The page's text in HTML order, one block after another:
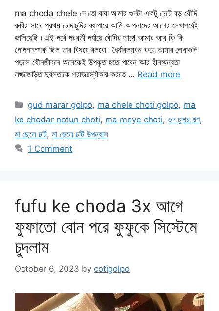
ma choda chele দে তো বাবা আমার গুদটা একটু চেটে বড় বৌদি
রুবির সাথে প্রথম চোদাচুদির ব্যাপারে আমি আপনাদের আগের লেখাপর্বেই
জানিয়েছি ৷ এই পর্বে পরবর্তী পর্যায়ে বৌদির সাথে আমার আর কি কি
গোপনসম্পর্ক ছিল তার বিষয়ে বলবো ৷ ধৈর্যাবলম্বন করে আমার লেখাগুলি
পড়লে যৌনজীবনে অনেকেই উপকৃত হতে পারেন আর হীনম্মন্যতা
লজ্জাজড়িত দুর্বলতাকে পরাজয়স্বীকার করতে … Read more
Categories
gud marar golpo, ma chele choti golpo, ma
ke chodar notun choti, ma meye choti, গুদ চুদার গল্প,
মা ছেলে চটি, মা ছেলে চটি উপন্যাস
1 Comment
fufu ke choda 3x আগে
ফুফাতো বোন পরে ফুফুকে সিস্টেমে
চুদলাম
October 6, 2023 by cotigolpo